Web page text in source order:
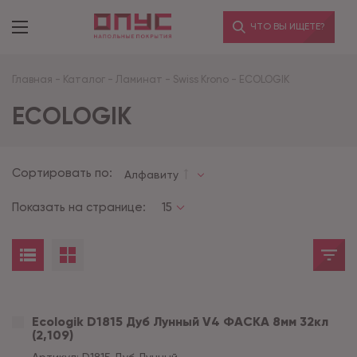
ЧТО ВЫ ИЩЕТЕ?
Главная - Каталог - Ламинат - Swiss Krono - ECOLOGIK
ECOLOGIK
Сортировать по: Алфавиту
Показать на странице: 15
Ecologik D1815 Дуб Лунный V4 ФАСКА 8мм 32кл
(2,109)